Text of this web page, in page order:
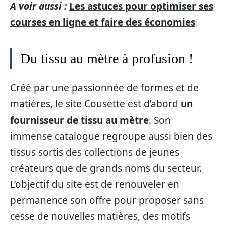
A voir aussi : Les astuces pour optimiser ses
courses en ligne et faire des économies
Du tissu au mètre à profusion !
Créé par une passionnée de formes et de
matières, le site Cousette est d’abord un
fournisseur de tissu au mètre. Son
immense catalogue regroupe aussi bien des
tissus sortis des collections de jeunes
créateurs que de grands noms du secteur.
L’objectif du site est de renouveler en
permanence son offre pour proposer sans
cesse de nouvelles matières, des motifs